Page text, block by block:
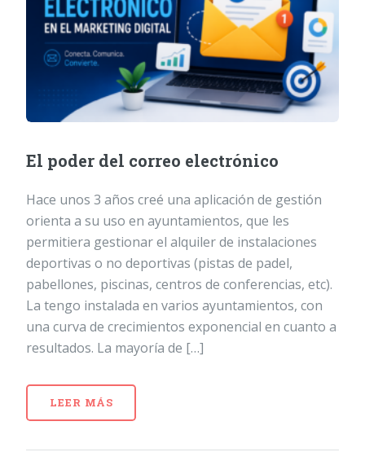
El poder del correo electrónico
Hace unos 3 años creé una aplicación de gestión
orienta a su uso en ayuntamientos, que les
permitiera gestionar el alquiler de instalaciones
deportivas o no deportivas (pistas de padel,
pabellones, piscinas, centros de conferencias, etc).
La tengo instalada en varios ayuntamientos, con
una curva de crecimientos exponencial en cuanto a
resultados. La mayoría de […]
LEER MÁS